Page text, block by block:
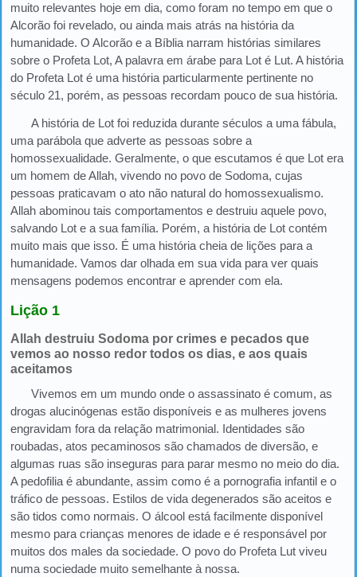
muito relevantes hoje em dia, como foram no tempo em que o
Alcorão foi revelado, ou ainda mais atrás na história da
humanidade. O Alcorão e a Bíblia narram histórias similares
sobre o Profeta Lot, A palavra em árabe para Lot é Lut. A história
do Profeta Lot é uma história particularmente pertinente no
século 21, porém, as pessoas recordam pouco de sua história.
A história de Lot foi reduzida durante séculos a uma fábula,
uma parábola que adverte as pessoas sobre a
homossexualidade. Geralmente, o que escutamos é que Lot era
um homem de Allah, vivendo no povo de Sodoma, cujas
pessoas praticavam o ato não natural do homossexualismo.
Allah abominou tais comportamentos e destruiu aquele povo,
salvando Lot e a sua família. Porém, a história de Lot contém
muito mais que isso. É uma história cheia de lições para a
humanidade. Vamos dar olhada em sua vida para ver quais
mensagens podemos encontrar e aprender com ela.
Lição 1
Allah destruiu Sodoma por crimes e pecados que
vemos ao nosso redor todos os dias, e aos quais
aceitamos
Vivemos em um mundo onde o assassinato é comum, as
drogas alucinógenas estão disponíveis e as mulheres jovens
engravidam fora da relação matrimonial. Identidades são
roubadas, atos pecaminosos são chamados de diversão, e
algumas ruas são inseguras para parar mesmo no meio do dia.
A pedofilia é abundante, assim como é a pornografia infantil e o
tráfico de pessoas. Estilos de vida degenerados são aceitos e
são tidos como normais. O álcool está facilmente disponível
mesmo para crianças menores de idade e é responsável por
muitos dos males da sociedade. O povo do Profeta Lut viveu
numa sociedade muito semelhante à nossa.